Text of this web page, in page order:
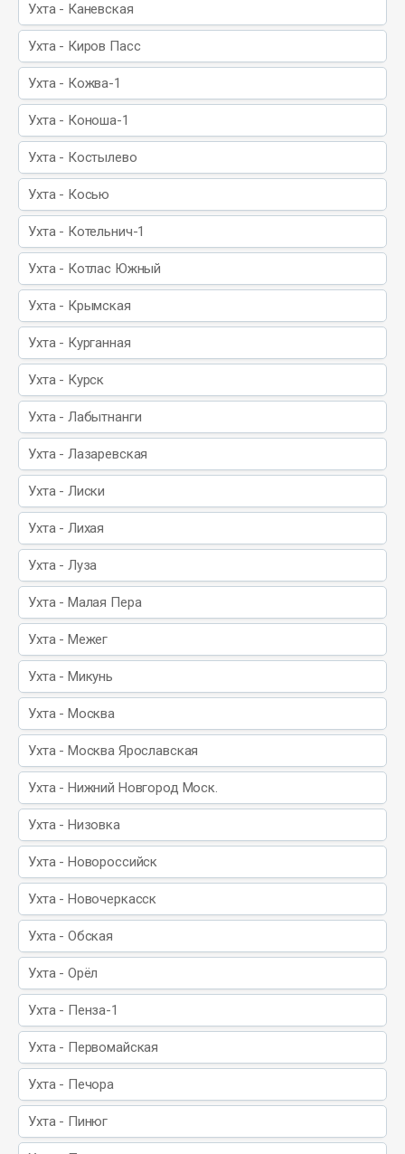
Ухта - Каневская
Ухта - Киров Пасс
Ухта - Кожва-1
Ухта - Коноша-1
Ухта - Костылево
Ухта - Косью
Ухта - Котельнич-1
Ухта - Котлас Южный
Ухта - Крымская
Ухта - Курганная
Ухта - Курск
Ухта - Лабытнанги
Ухта - Лазаревская
Ухта - Лиски
Ухта - Лихая
Ухта - Луза
Ухта - Малая Пера
Ухта - Межег
Ухта - Микунь
Ухта - Москва
Ухта - Москва Ярославская
Ухта - Нижний Новгород Моск.
Ухта - Низовка
Ухта - Новороссийск
Ухта - Новочеркасск
Ухта - Обская
Ухта - Орёл
Ухта - Пенза-1
Ухта - Первомайская
Ухта - Печора
Ухта - Пинюг